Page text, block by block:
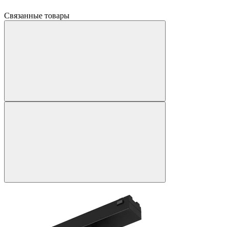
Связанные товары